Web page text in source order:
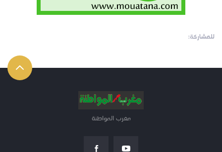
للمشاركة:
مغرب المواطنة